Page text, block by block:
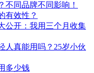
不同品牌不同影响！
有效性？
公开：我用三个月收集
人真能用吗？25岁小伙
多少钱